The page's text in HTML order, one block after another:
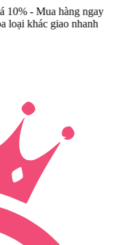
ngay
nhanh